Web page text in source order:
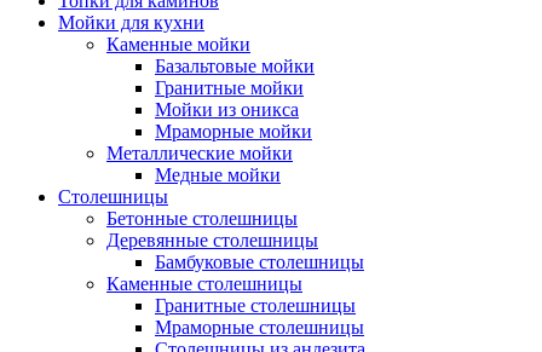
Мойки для кухни
Каменные мойки
Базальтовые мойки
Гранитные мойки
Мойки из оникса
Мраморные мойки
Металлические мойки
Медные мойки
Столешницы
Бетонные столешницы
Деревянные столешницы
Бамбуковые столешницы
Каменные столешницы
Гранитные столешницы
Мраморные столешницы